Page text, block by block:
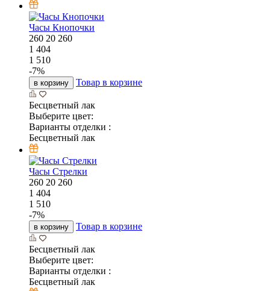
Часы Кнопочки
260 20 260
1 404
1 510
-7%
в корзину Товар в корзине
Бесцветный лак
Выберите цвет:
Варианты отделки :
Бесцветный лак
Часы Стрелки
260 20 260
1 404
1 510
-7%
в корзину Товар в корзине
Бесцветный лак
Выберите цвет:
Варианты отделки :
Бесцветный лак